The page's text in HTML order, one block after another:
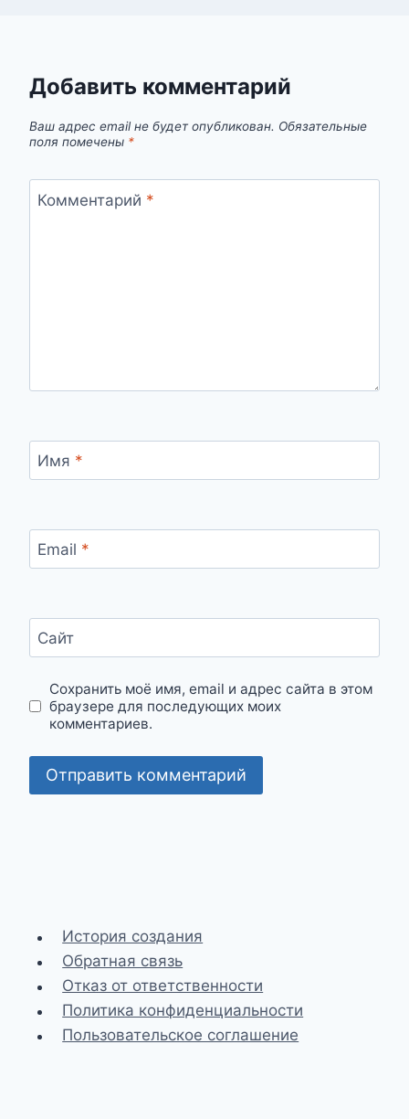
Добавить комментарий
Ваш адрес email не будет опубликован. Обязательные
поля помечены *
Комментарий *
Имя *
Email *
Сайт
Сохранить моё имя, email и адрес сайта в этом
браузере для последующих моих
комментариев.
История создания
Обратная связь
Отказ от ответственности
Политика конфиденциальности
Пользовательское соглашение